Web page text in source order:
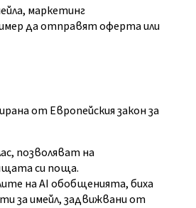
маркетинг
да отправят оферта или
от Европейския закон за
позволяват на
си поща.
на AI обобщенията, биха
за имейл, задвижвани от